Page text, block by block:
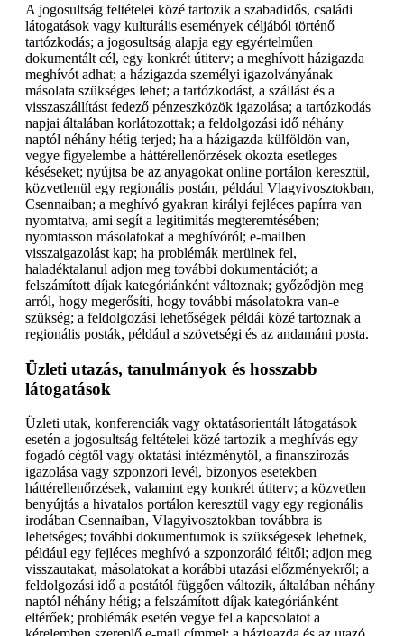
A jogosultság feltételei közé tartozik a szabadidős, családi
látogatások vagy kulturális események céljából történő
tartózkodás; a jogosultság alapja egy egyértelműen
dokumentált cél, egy konkrét útiterv; a meghívott házigazda
meghívót adhat; a házigazda személyi igazolványának
másolata szükséges lehet; a tartózkodást, a szállást és a
visszaszállítást fedező pénzeszközök igazolása; a tartózkodás
napjai általában korlátozottak; a feldolgozási idő néhány
naptól néhány hétig terjed; ha a házigazda külföldön van,
vegye figyelembe a háttérellenőrzések okozta esetleges
késéseket; nyújtsa be az anyagokat online portálon keresztül,
közvetlenül egy regionális postán, például Vlagyivosztokban,
Csennaiban; a meghívó gyakran királyi fejléces papírra van
nyomtatva, ami segít a legitimitás megteremtésében;
nyomtasson másolatokat a meghívóról; e-mailben
visszaigazolást kap; ha problémák merülnek fel,
haladéktalanul adjon meg további dokumentációt; a
felszámított díjak kategóriánként változnak; győződjön meg
arról, hogy megerősíti, hogy további másolatokra van-e
szükség; a feldolgozási lehetőségek példái közé tartoznak a
regionális posták, például a szövetségi és az andamáni posta.
Üzleti utazás, tanulmányok és hosszabb
látogatások
Üzleti utak, konferenciák vagy oktatásorientált látogatások
esetén a jogosultság feltételei közé tartozik a meghívás egy
fogadó cégtől vagy oktatási intézménytől, a finanszírozás
igazolása vagy szponzori levél, bizonyos esetekben
háttérellenőrzések, valamint egy konkrét útiterv; a közvetlen
benyújtás a hivatalos portálon keresztül vagy egy regionális
irodában Csennaiban, Vlagyivosztokban továbbra is
lehetséges; további dokumentumok is szükségesek lehetnek,
például egy fejléces meghívó a szponzoráló féltől; adjon meg
visszautakat, másolatokat a korábbi utazási előzményekről; a
feldolgozási idő a postától függően változik, általában néhány
naptól néhány hétig; a felszámított díjak kategóriánként
eltérőek; problémák esetén vegye fel a kapcsolatot a